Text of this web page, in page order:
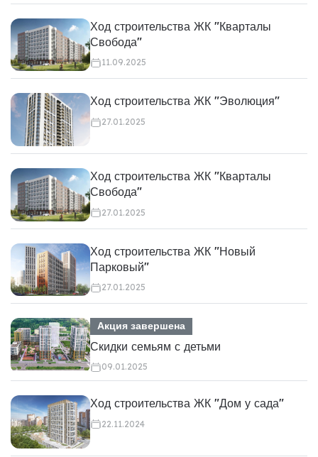
Ход строительства ЖК "Кварталы
Свобода"
11.09.2025
Ход строительства ЖК "Эволюция"
27.01.2025
Ход строительства ЖК "Кварталы
Свобода"
27.01.2025
Ход строительства ЖК "Новый
Парковый"
27.01.2025
Акция завершена
Скидки семьям с детьми
09.01.2025
Ход строительства ЖК "Дом у сада"
22.11.2024